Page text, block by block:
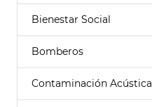
Bienestar Social
Bomberos
Contaminación Acústica